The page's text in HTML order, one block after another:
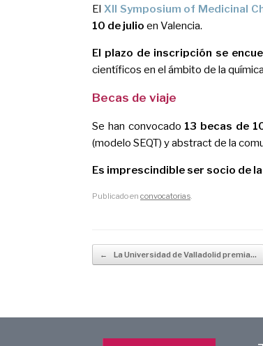
El XII Symposium of Medicinal
10 de julio en Valencia.
El plazo de inscripción se
científicos en el ámbito de la
Becas de viaje
Se han convocado 13 becas de
(modelo SEQT) y abstract de la
Es imprescindible ser socio de la
Publicado en convocatorias.
Navegador de artículos
← La Universidad de Valladolid premia…